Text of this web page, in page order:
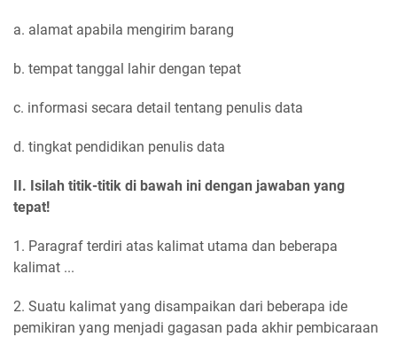
a. alamat apabila mengirim barang
b. tempat tanggal lahir dengan tepat
c. informasi secara detail tentang penulis data
d. tingkat pendidikan penulis data
II. Isilah titik-titik di bawah ini dengan jawaban yang
tepat!
1. Paragraf terdiri atas kalimat utama dan beberapa
kalimat ...
2. Suatu kalimat yang disampaikan dari beberapa ide
pemikiran yang menjadi gagasan pada akhir pembicaraan